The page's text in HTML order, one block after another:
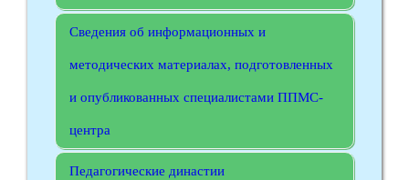
Сведения об информационных и
методических материалах, подготовленных
и опубликованных специалистами ППМС-
центра
Педагогические династии